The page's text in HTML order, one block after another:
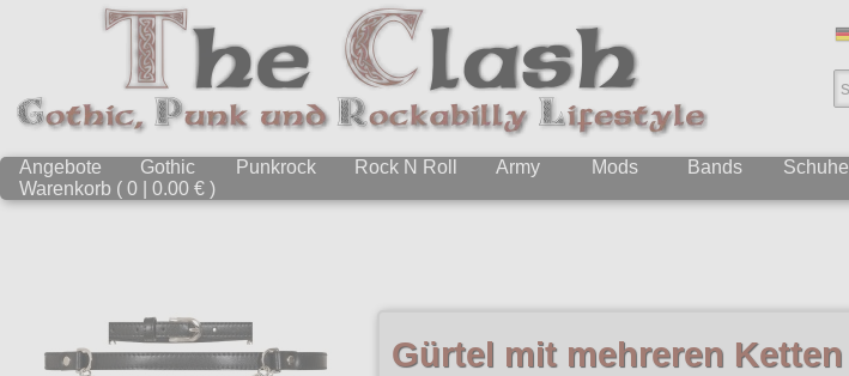
Angebote Gothic Punkrock Rock N Roll Army Mods Bands Schuhe
Warenkorb ( 0 | 0.00 € )
Gürtel mit mehreren Ketten